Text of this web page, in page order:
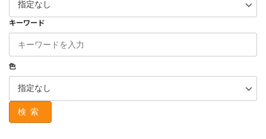
キーワード
色
検索